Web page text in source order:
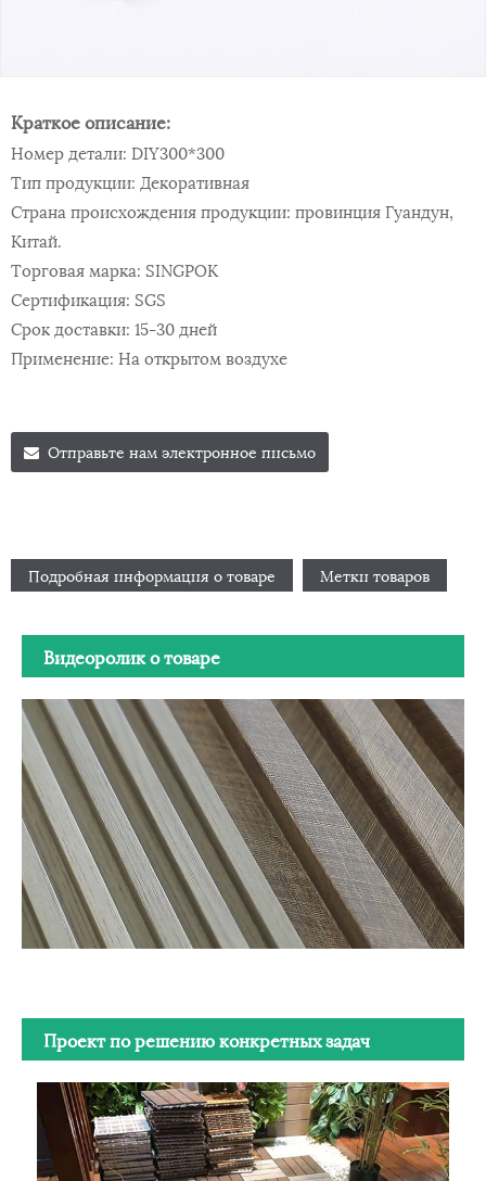
Краткое описание:
Номер детали: DIY300*300
Тип продукции: Декоративная
Страна происхождения продукции: провинция Гуандун,
Китай.
Торговая марка: SINGPOK
Сертификация: SGS
Срок доставки: 15-30 дней
Применение: На открытом воздухе
Отправьте нам электронное письмо
Подробная информация о товаре Метки товаров
Видеоролик о товаре
Проект по решению конкретных задач